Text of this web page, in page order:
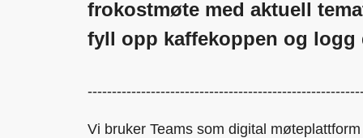
frokostmøte med aktuell
fyll opp kaffekoppen og logg
Vi bruker Teams som digital